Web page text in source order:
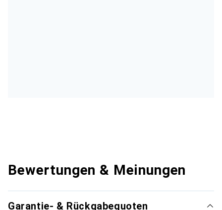
Bewertungen & Meinungen
Garantie- & Rückgabequoten